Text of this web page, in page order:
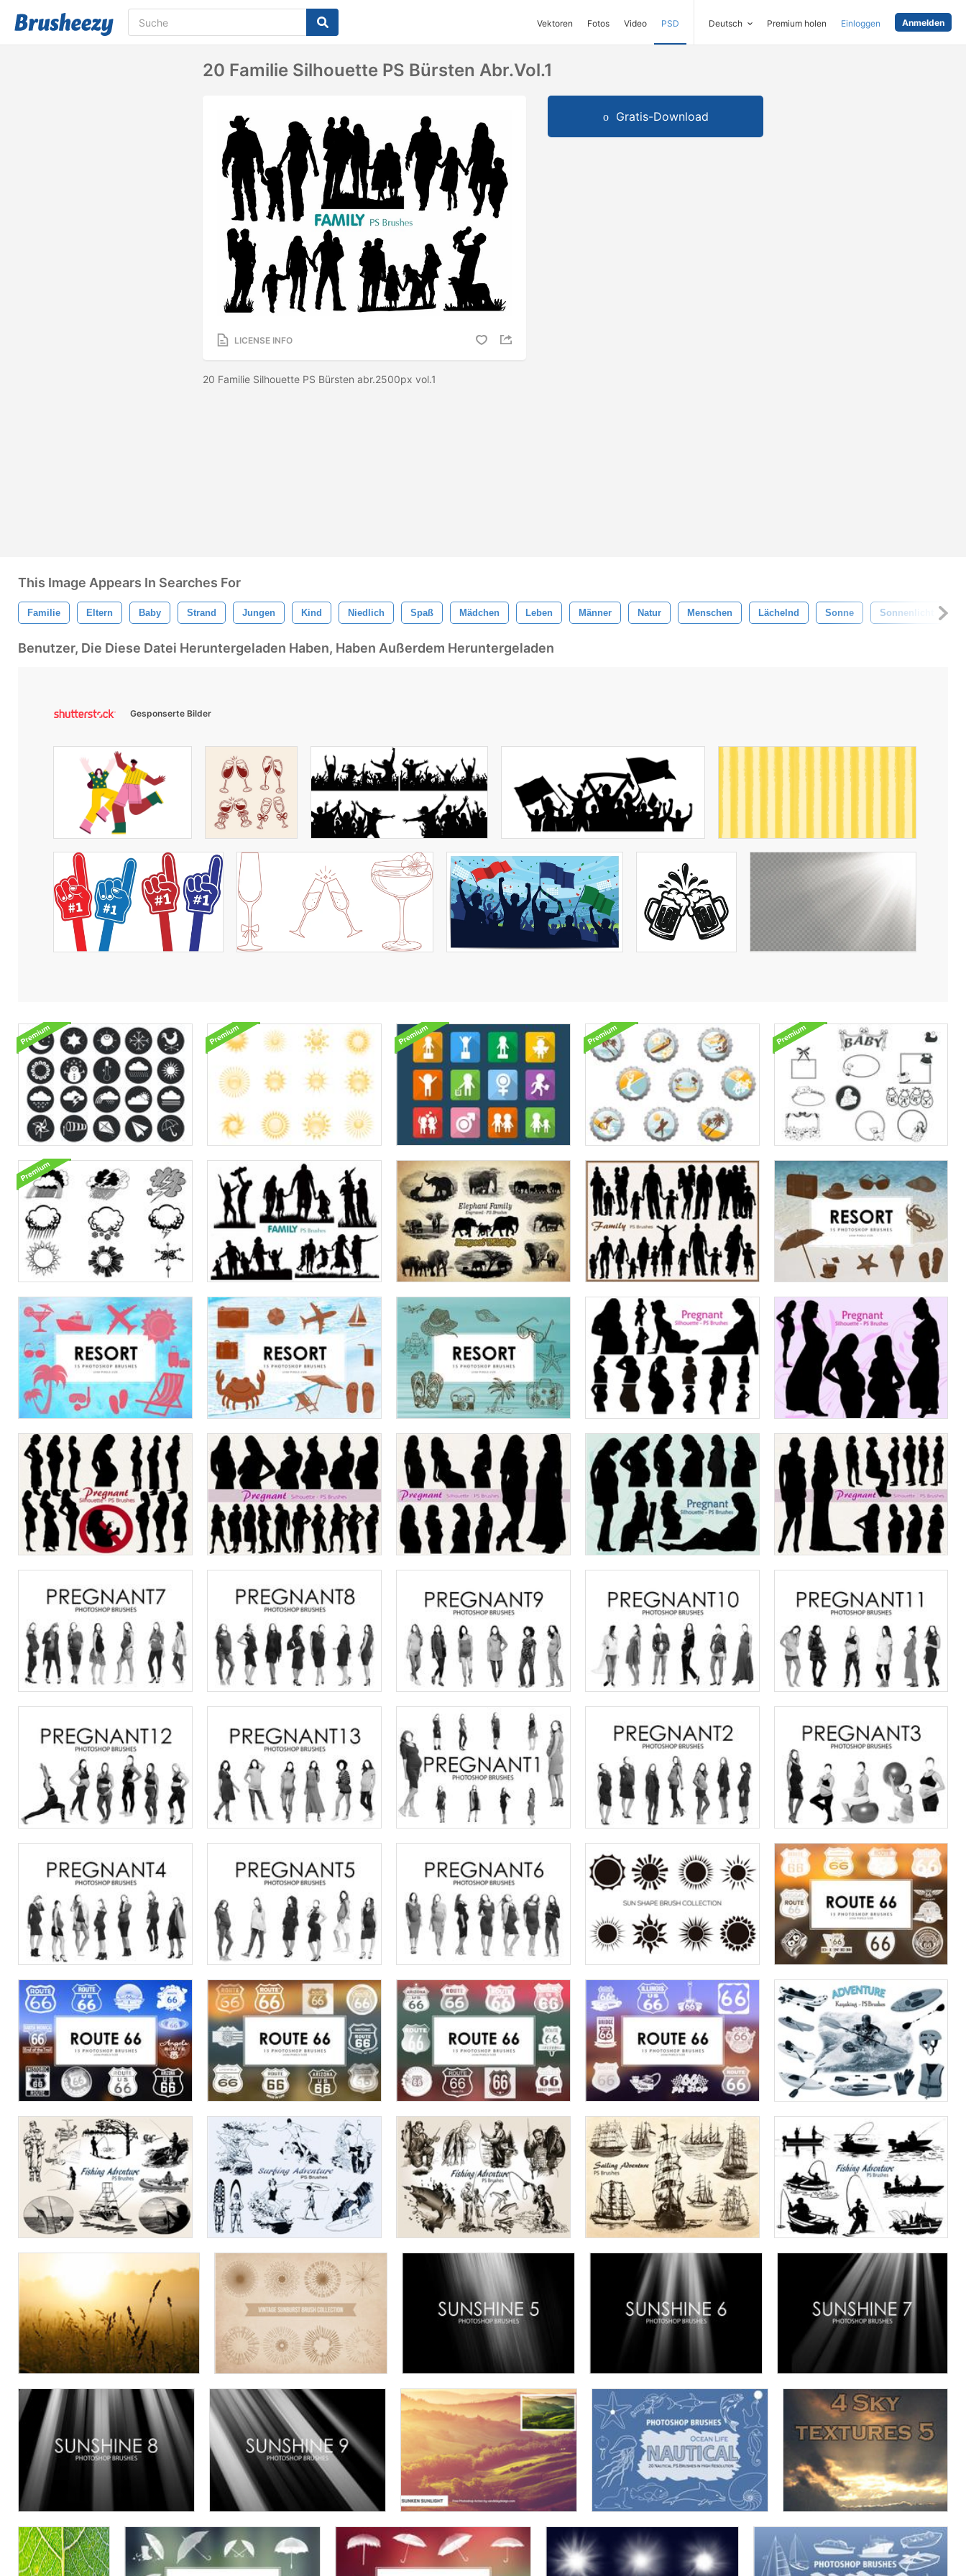
Vektoren Fotos Video PSD Deutsch Premium holen Einloggen Anmelden
20 Familie Silhouette PS Bürsten Abr.vol.1
LICENSE INFO
20 Familie Silhouette PS Bürsten abr.2500px vol.1
Gratis-Download
This Image Appears In Searches For
Familie Eltern Baby Strand Jungen Kind Niedlich Spaß Mädchen Leben Männer Natur Menschen Lächelnd Sonne Sonnenlicht
Benutzer, Die Diese Datei Heruntergeladen Haben, Haben Außerdem Heruntergeladen
Gesponserte Bilder